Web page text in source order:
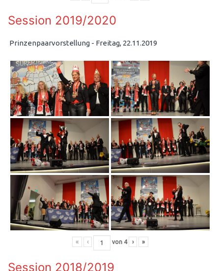
Session 2019/2020
Prinzenpaarvorstellung - Freitag, 22.11.2019
« ‹ von 4 › »
Session 2018/2019